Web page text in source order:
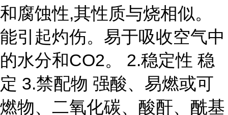
和腐蚀性,其性质与烧相似。
能引起灼伤。易于吸收空气中
的水分和CO2。 2.稳定性 稳
定 3.禁配物 强酸、易燃或可
燃物、二氧化碳、酸酐、酰基